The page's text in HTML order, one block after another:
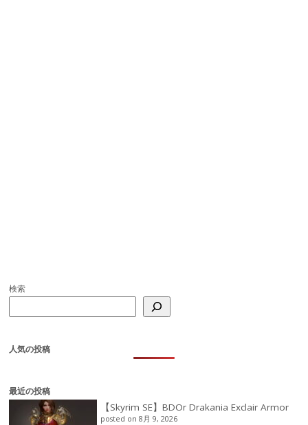
検索
人気の投稿
最近の投稿
【Skyrim SE】BDOr Drakania Exclair Armor
posted on 8月 9, 2026